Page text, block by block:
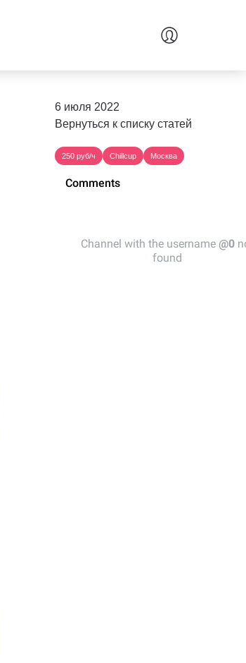
6 июля 2022
Вернуться к списку статей
250 руб/ч Chillcup Москва